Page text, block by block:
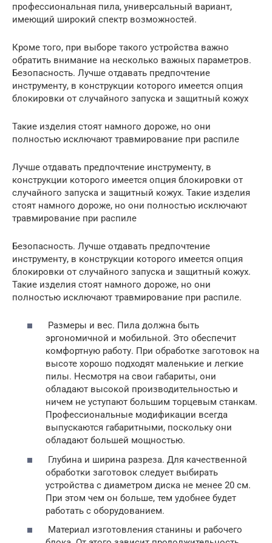
профессиональная пила, универсальный вариант,
имеющий широкий спектр возможностей.
Кроме того, при выборе такого устройства важно
обратить внимание на несколько важных параметров.
Безопасность. Лучше отдавать предпочтение
инструменту, в конструкции которого имеется опция
блокировки от случайного запуска и защитный кожух
Такие изделия стоят намного дороже, но они
полностью исключают травмирование при распиле
Лучше отдавать предпочтение инструменту, в
конструкции которого имеется опция блокировки от
случайного запуска и защитный кожух. Такие изделия
стоят намного дороже, но они полностью исключают
травмирование при распиле
Безопасность. Лучше отдавать предпочтение
инструменту, в конструкции которого имеется опция
блокировки от случайного запуска и защитный кожух.
Такие изделия стоят намного дороже, но они
полностью исключают травмирование при распиле.
Размеры и вес. Пила должна быть
эргономичной и мобильной. Это обеспечит
комфортную работу. При обработке заготовок на
высоте хорошо подходят маленькие и легкие
пилы. Несмотря на свои габариты, они
обладают высокой производительностью и
ничем не уступают большим торцевым станкам.
Профессиональные модификации всегда
выпускаются габаритными, поскольку они
обладают большей мощностью.
Глубина и ширина разреза. Для качественной
обработки заготовок следует выбирать
устройства с диаметром диска не менее 20 см.
При этом чем он больше, тем удобнее будет
работать с оборудованием.
Материал изготовления станины и рабочего